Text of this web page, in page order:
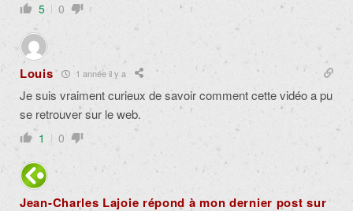
5 0
Louis 1 année il y a
Je suis vraiment curieux de savoir comment cette vidéo a pu
se retrouver sur le web.
1 0
Jean-Charles Lajoie répond à mon dernier post sur